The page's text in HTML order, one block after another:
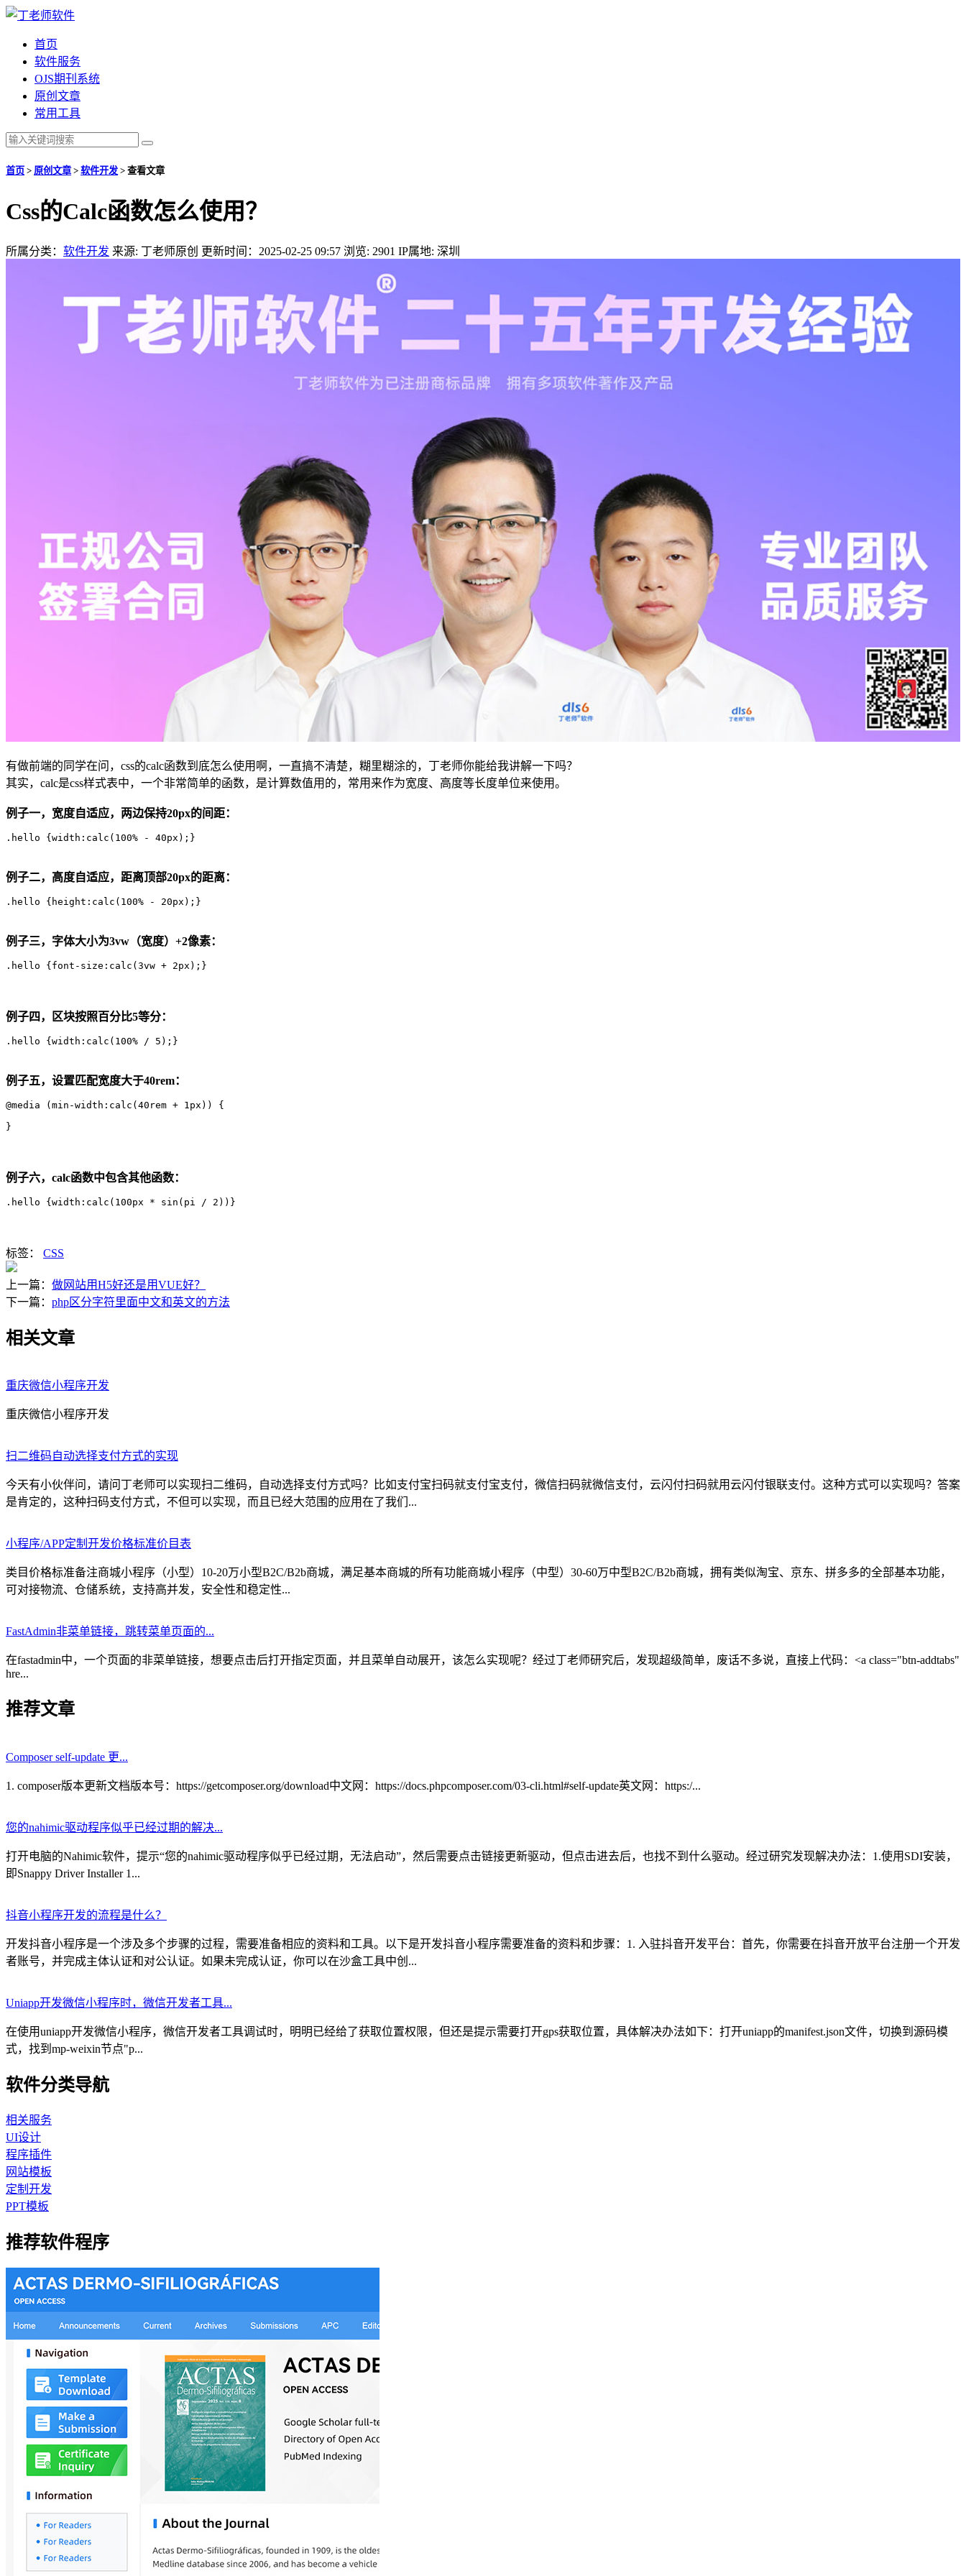
首页
软件服务
OJS期刊系统
原创文章
常用工具
首页 > 原创文章> 软件开发 > 查看文章
Css的Calc函数怎么使用？
所属分类： 软件开发 来源: 丁老师原创 更新时间：2025-02-25 09:57 浏览: 2901 IP属地: 深圳
有做前端的同学在问，css的calc函数到底怎么使用啊，一直搞不清楚，糊里糊涂的，丁老师你能给我讲解一下吗？
其实，calc是css样式表中，一个非常简单的函数，是计算数值用的，常用来作为宽度、高度等长度单位来使用。
例子一，宽度自适应，两边保持20px的间距：
.hello {width:calc(100% - 40px);}
例子二，高度自适应，距离顶部20px的距离：
.hello {height:calc(100% - 20px);}
例子三，字体大小为3vw（宽度）+2像素：
.hello {font-size:calc(3vw + 2px);}
例子四，区块按照百分比5等分：
.hello {width:calc(100% / 5);}
例子五，设置匹配宽度大于40rem：
@media (min-width:calc(40rem + 1px)) {
}
例子六，calc函数中包含其他函数：
.hello {width:calc(100px * sin(pi / 2))}
标签： CSS
上一篇： 做网站用H5好还是用VUE好？
下一篇： php区分字符里面中文和英文的方法
相关文章
重庆微信小程序开发
重庆微信小程序开发
扫二维码自动选择支付方式的实现
今天有小伙伴问，请问丁老师可以实现扫二维码，自动选择支付方式吗？比如支付宝扫码就支付宝支付，微信扫码就微信支付，云闪付扫码就用云闪付银联支付。这种方式可以实现吗？答案
是肯定的，这种扫码支付方式，不但可以实现，而且已经大范围的应用在了我们...
小程序/APP定制开发价格标准价目表
类目价格标准备注商城小程序（小型）10-20万小型B2C/B2b商城，满足基本商城的所有功能商城小程序（中型）30-60万中型B2C/B2b商城，拥有类似淘宝、京东、拼多多的全部基本功能，
可对接物流、仓储系统，支持高并发，安全性和稳定性...
FastAdmin非菜单链接，跳转菜单页面的...
在fastadmin中，一个页面的非菜单链接，想要点击后打开指定页面，并且菜单自动展开，该怎么实现呢？经过丁老师研究后，发现超级简单，废话不多说，直接上代码：<a class="btn-addtabs"
hre...
推荐文章
Composer self-update 更...
1. composer版本更新文档版本号：https://getcomposer.org/download中文网：https://docs.phpcomposer.com/03-cli.html#self-update英文网：https:/...
您的nahimic驱动程序似乎已经过期的解决...
打开电脑的Nahimic软件，提示“您的nahimic驱动程序似乎已经过期，无法启动”，然后需要点击链接更新驱动，但点击进去后，也找不到什么驱动。经过研究发现解决办法：1.使用SDI安装，
即Snappy Driver Installer 1...
抖音小程序开发的流程是什么？
开发抖音小程序是一个涉及多个步骤的过程，需要准备相应的资料和工具。以下是开发抖音小程序需要准备的资料和步骤：1. 入驻抖音开发平台：首先，你需要在抖音开放平台注册一个开发
者账号，并完成主体认证和对公认证。如果未完成认证，你可以在沙盒工具中创...
Uniapp开发微信小程序时，微信开发者工具...
在使用uniapp开发微信小程序，微信开发者工具调试时，明明已经给了获取位置权限，但还是提示需要打开gps获取位置，具体解决办法如下：打开uniapp的manifest.json文件，切换到源码模
式，找到mp-weixin节点"p...
软件分类导航
相关服务
UI设计
程序插件
网站模板
定制开发
PPT模板
推荐软件程序